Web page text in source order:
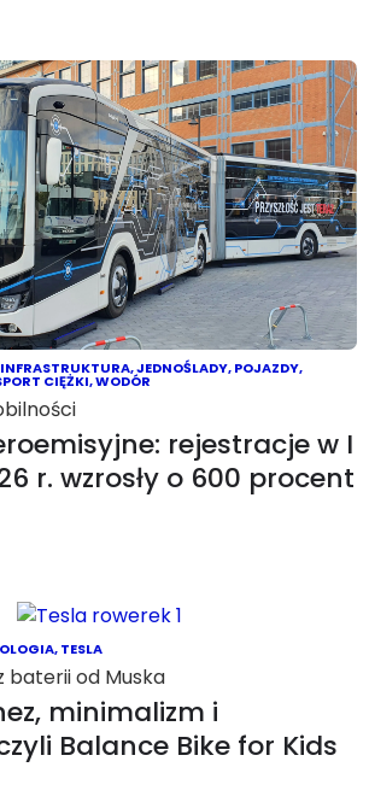
INFRASTRUKTURA,JEDNOŚLADY,POJAZDY,
CIĘŻKI,WODÓR
rejestracje w I
r. wzrosły o 600 procent
,TESLA
baterii od Muska
minimalizm i
Balance Bike for Kids